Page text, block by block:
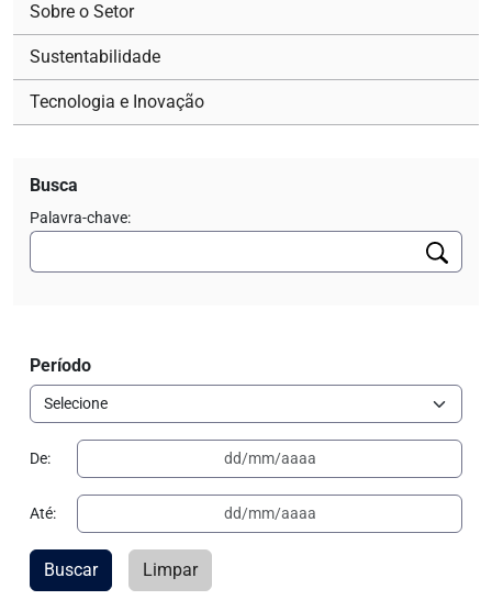
Sobre o Setor
Sustentabilidade
Tecnologia e Inovação
Busca
Palavra-chave:
Período
De:
Até:
Buscar Limpar